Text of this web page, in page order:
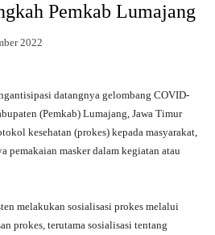
Pemkab Lumajang
2022
datangnya gelombang COVID-
(Pemkab) Lumajang, Jawa Timur
kesehatan (prokes) kepada masyarakat,
pemakaian masker dalam kegiatan atau
melakukan sosialisasi prokes melalui
prokes, terutama sosialisasi tentang